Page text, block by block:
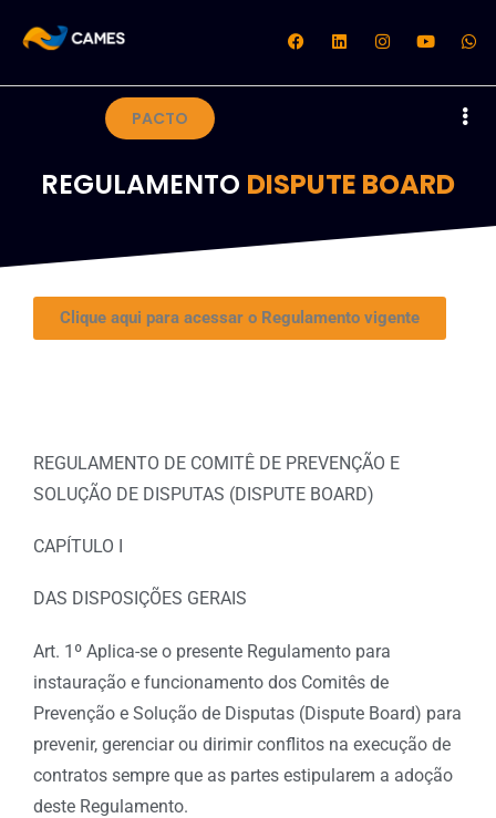
PACTO
REGULAMENTO DISPUTE BOARD
Clique aqui para acessar o Regulamento vigente
REGULAMENTO DE COMITÊ DE PREVENÇÃO E
SOLUÇÃO DE DISPUTAS (DISPUTE BOARD)
CAPÍTULO I
DAS DISPOSIÇÕES GERAIS
Art. 1º Aplica-se o presente Regulamento para
instauração e funcionamento dos Comitês de
Prevenção e Solução de Disputas (Dispute Board) para
prevenir, gerenciar ou dirimir conflitos na execução de
contratos sempre que as partes estipularem a adoção
deste Regulamento.